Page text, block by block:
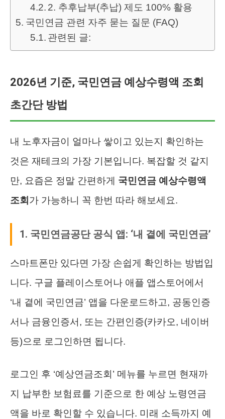
2. 추후납부(추납) 제도 100% 활용
국민연금 관련 자주 묻는 질문 (FAQ)
관련된 글:
2026년 기준, 국민연금 예상수령액 조회
초간단 방법
내 노후자금이 얼마나 쌓이고 있는지 확인하는
것은 재테크의 가장 기본입니다. 복잡할 것 같지
만, 요즘은 정말 간편하게 국민연금 예상수령액
조회 가 가능하니 꼭 한번 따라 해보세요.
1. 국민연금공단 공식 앱: ‘내 곁에 국민연금’
스마트폰만 있다면 가장 손쉽게 확인하는 방법입
니다. 구글 플레이스토어나 애플 앱스토어에서
‘내 곁에 국민연금’ 앱을 다운로드하고, 공동인증
서나 금융인증서, 또는 간편인증(카카오, 네이버
등)으로 로그인하면 됩니다.
로그인 후 ‘예상연금조회’ 메뉴를 누르면 현재까
지 납부한 보험료를 기준으로 한 예상 노령연금
액을 바로 확인할 수 있습니다. 미래 소득까지 예